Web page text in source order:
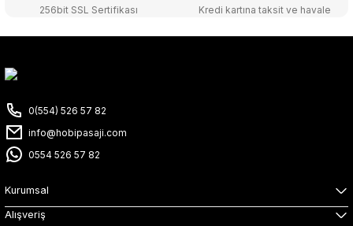
256bit SSL Sertifikası
Kredi kartına taksit ve havale
0(554) 526 57 82
info@hobipasaji.com
0554 526 57 82
Kurumsal
Alışveriş